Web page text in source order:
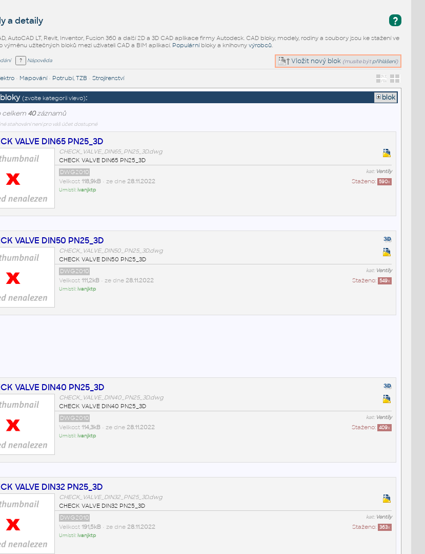
?
a detaily
AutoCAD LT, Revit, Inventor, Fusion 360 a další 2D a 3D CAD aplikace firmy Autodesk. CAD bloky, modely, rodiny a soubory jsou ke stažení ve
výměnu užitečných bloků mezi uživateli CAD a BIM aplikací. Populárníbloky a knihovny výrobců.
Vložit nový blok (musíte být přihlášeni)
Nápověda
• Mapování• Potrubí, TZB • Strojírenství
(zvolte kategorii vlevo):
blok
celkem 40záznamů
stahování není pro váš účet dostupné
VALVE DIN65 PN25_3D
CHECK_VALVE_DIN65_PN25_3D.dwg
CHECK VALVE DIN65 PN25_3D
kat: Ventily
DWG2010
Staženo: 590x
Velikost 118,9kB• ze dne 28.11.2022
Umístil:ivanjktp
VALVE DIN50 PN25_3D
CHECK_VALVE_DIN50_PN25_3D.dwg
CHECK VALVE DIN50 PN25_3D
kat: Ventily
DWG2010
Staženo: 549x
Velikost 111,2kB• ze dne 28.11.2022
Umístil:ivanjktp
VALVE DIN40 PN25_3D
CHECK_VALVE_DIN40_PN25_3D.dwg
CHECK VALVE DIN40 PN25_3D
kat: Ventily
DWG2010
Staženo: 409x
Velikost 114,3kB• ze dne 28.11.2022
Umístil:ivanjktp
VALVE DIN32 PN25_3D
CHECK_VALVE_DIN32_PN25_3D.dwg
CHECK VALVE DIN32 PN25_3D
kat: Ventily
DWG2010
Staženo: 363x
Velikost 191,5kB• ze dne 28.11.2022
Umístil:ivanjktp